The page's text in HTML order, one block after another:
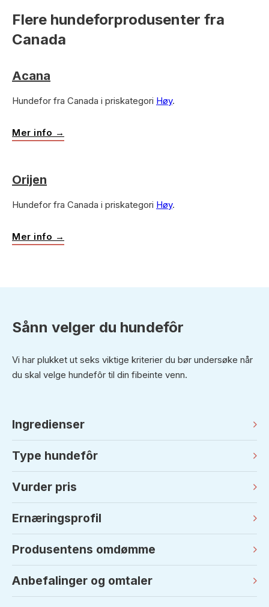
Flere hundeforprodusenter fra
Canada
Acana
Hundefor fra Canada i priskategori Høy.
Mer info →
Orijen
Hundefor fra Canada i priskategori Høy.
Mer info →
Sånn velger du hundefôr
Vi har plukket ut seks viktige kriterier du bør undersøke når
du skal velge hundefôr til din fibeinte venn.
Ingredienser
Type hundefôr
Vurder pris
Ernæringsprofil
Produsentens omdømme
Anbefalinger og omtaler